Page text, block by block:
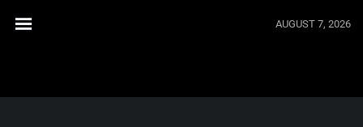
AUGUST 7, 2026